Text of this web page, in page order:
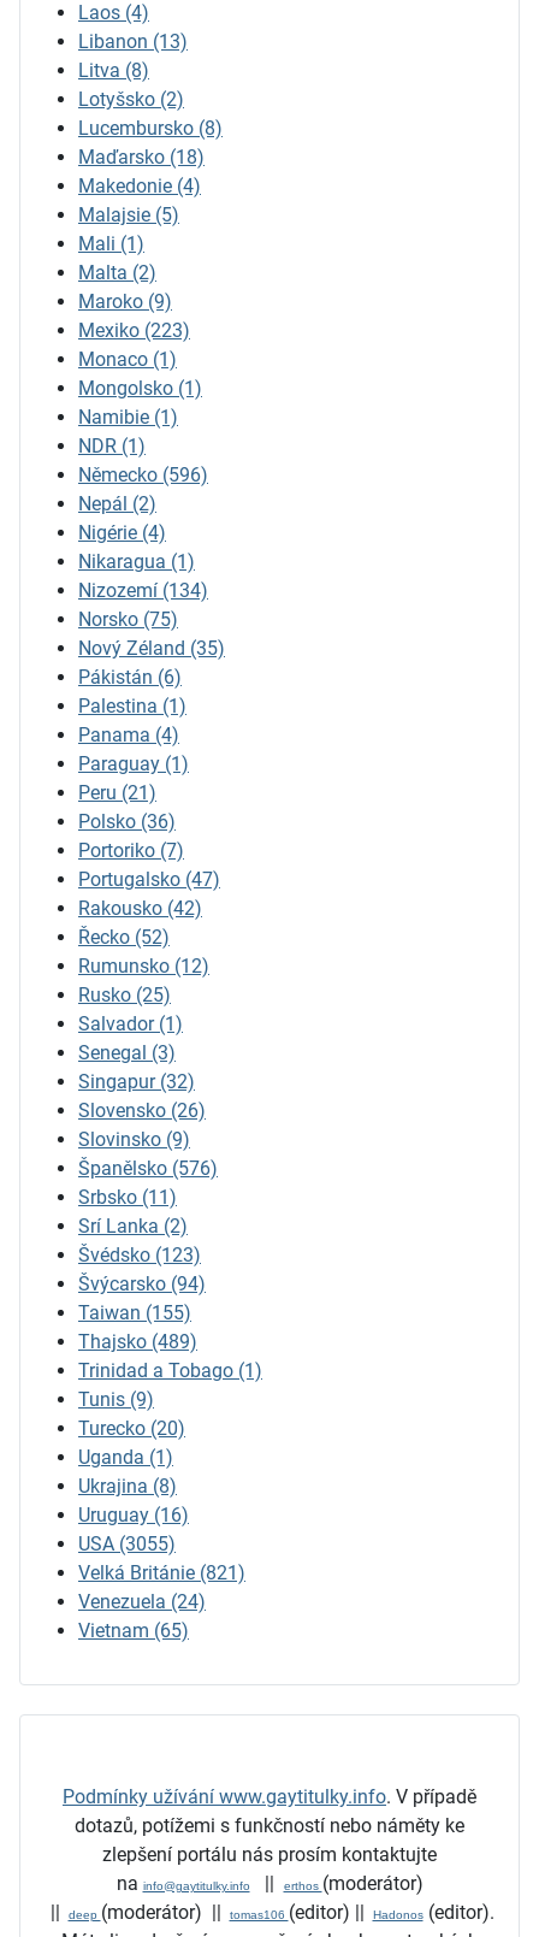
Laos (4)
Libanon (13)
Litva (8)
Lotyšsko (2)
Lucembursko (8)
Maďarsko (18)
Makedonie (4)
Malajsie (5)
Mali (1)
Malta (2)
Maroko (9)
Mexiko (223)
Monaco (1)
Mongolsko (1)
Namibie (1)
NDR (1)
Německo (596)
Nepál (2)
Nigérie (4)
Nikaragua (1)
Nizozemí (134)
Norsko (75)
Nový Zéland (35)
Pákistán (6)
Palestina (1)
Panama (4)
Paraguay (1)
Peru (21)
Polsko (36)
Portoriko (7)
Portugalsko (47)
Rakousko (42)
Řecko (52)
Rumunsko (12)
Rusko (25)
Salvador (1)
Senegal (3)
Singapur (32)
Slovensko (26)
Slovinsko (9)
Španělsko (576)
Srbsko (11)
Srí Lanka (2)
Švédsko (123)
Švýcarsko (94)
Taiwan (155)
Thajsko (489)
Trinidad a Tobago (1)
Tunis (9)
Turecko (20)
Uganda (1)
Ukrajina (8)
Uruguay (16)
USA (3055)
Velká Británie (821)
Venezuela (24)
Vietnam (65)
Podmínky užívání www.gaytitulky.info. V případě
dotazů, potížemi s funkčností nebo náměty ke
zlepšení portálu nás prosím kontaktujte
na info@gaytitulky.info erthos (moderátor)
deep (moderátor) tomas106 (editor) Hadonos (editor).